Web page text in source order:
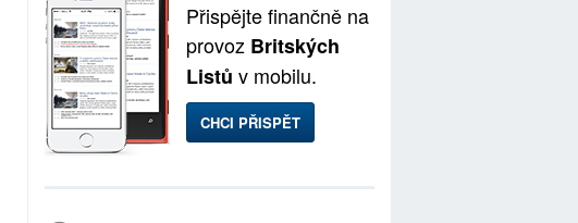
Přispějte finančně na
provoz Britských
Listů v mobilu.
CHCI PŘISPĚT